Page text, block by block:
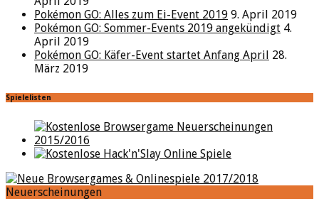
Pokémon GO: Alles zum Ei-Event 2019 9. April 2019
Pokémon GO: Sommer-Events 2019 angekündigt 4.
April 2019
Pokémon GO: Käfer-Event startet Anfang April 28.
März 2019
Spielelisten
Neuerscheinungen